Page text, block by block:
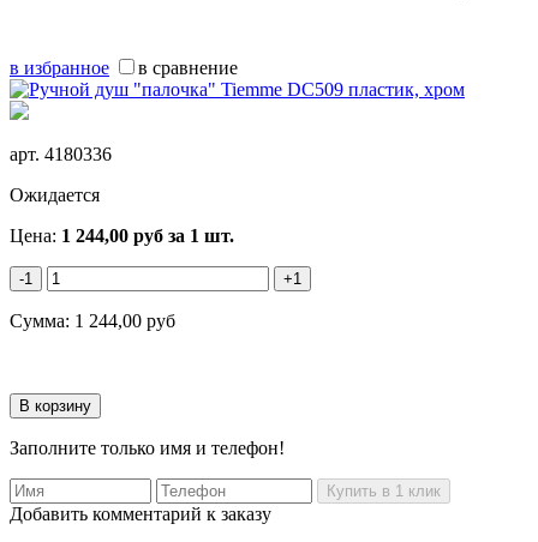
в избранное в сравнение
арт. 4180336
Ожидается
Цена: 1 244,00 руб за 1 шт.
-1 +1
Сумма: 1 244,00 руб
Заполните только имя и телефон!
Добавить комментарий к заказу